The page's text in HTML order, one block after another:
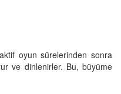
oyun sürelerinden sonra
ve dinlenirler. Bu, büyüme